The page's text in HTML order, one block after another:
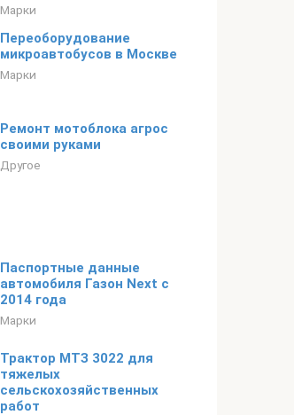
Марки
Переоборудование
микроавтобусов в Москве
Марки
Ремонт мотоблока агрос
своими руками
Другое
Паспортные данные
автомобиля Газон Next с
2014 года
Марки
Трактор МТЗ 3022 для
тяжелых
сельскохозяйственных
работ